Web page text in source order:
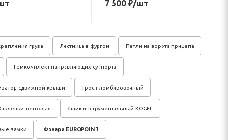
7 500₽/шт
груза Лестница в фургон Петли на ворота прицепа
Ремкомплект направляющих суппорта
сдвижной крыши Трос пломбировочный
тентовые Ящик инструментальный KOGEL
замки Фонари EUROPOINT